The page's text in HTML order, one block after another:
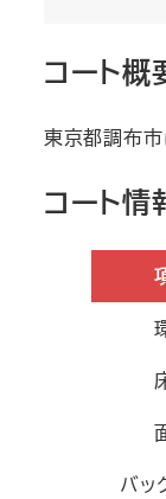
コート概
東京都調布市
コート情
バッ